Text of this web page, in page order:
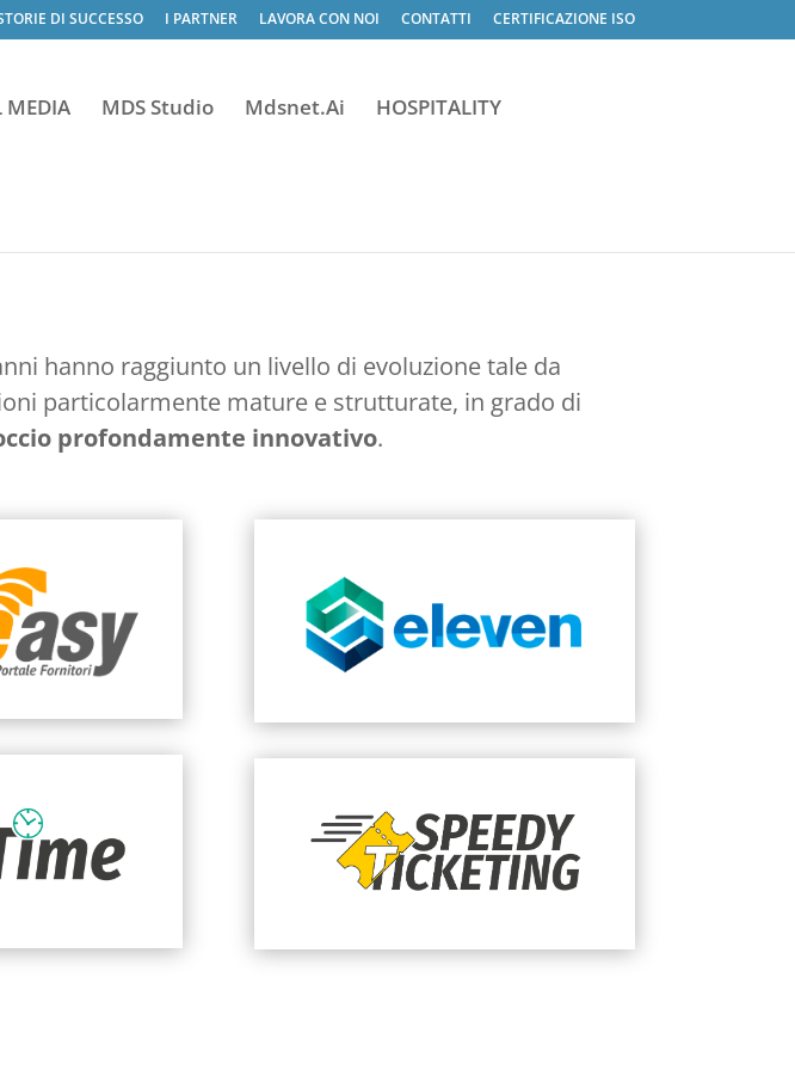
DI SUCCESSO I PARTNER LAVORA CON NOI CONTATTI CERTIFICAZIONE ISO
MEDIA MDS Studio Mdsnet.Ai HOSPITALITY
hanno raggiunto un livello di evoluzione tale da
particolarmente mature e strutturate, in grado di
profondamente innovativo.